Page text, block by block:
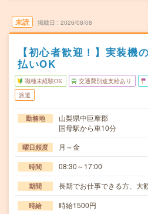
未読 掲載日 2026/08/08
【初心者歓迎！】実装機
払いOK
職種未経験OK 交通費別途支給あり
派遣
勤務地
山梨県中巨摩郡
国母駅から車10分
曜日頻度 月～金
時間 08:30～17:00
期間 長期でお仕事できる方、大
時給 時給1500円